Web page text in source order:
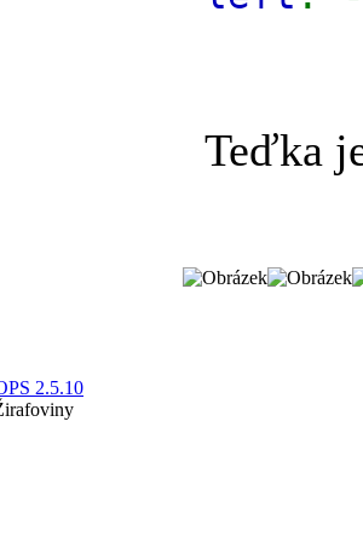
Teďka
2.5.10